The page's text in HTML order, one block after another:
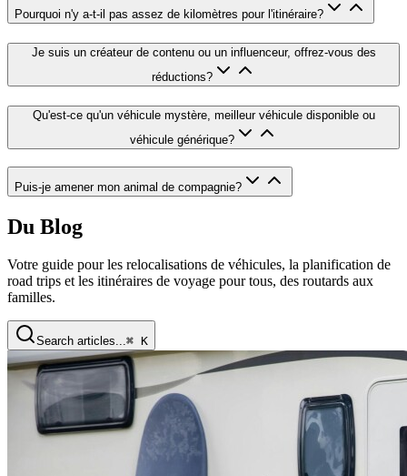
Pourquoi n'y a-t-il pas assez de kilomètres pour l'itinéraire?
Je suis un créateur de contenu ou un influenceur, offrez-vous des
réductions?
Qu'est-ce qu'un véhicule mystère, meilleur véhicule disponible ou
véhicule générique?
Puis-je amener mon animal de compagnie?
Du Blog
Votre guide pour les relocalisations de véhicules, la planification de
road trips et les itinéraires de voyage pour tous, des routards aux
familles.
Search articles...⌘ K